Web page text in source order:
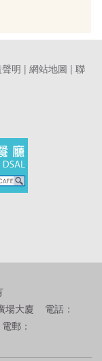
明 | 網站地圖 | 聯
場大廈 電話：
郵：